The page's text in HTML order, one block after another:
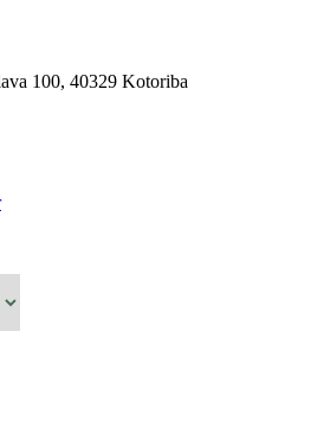
100, 40329 Kotoriba